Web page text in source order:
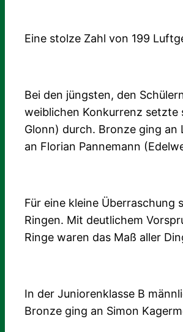
Eine stolze Zahl von 199
Bei den jüngsten, den
weiblichen Konkurrenz setzte
Glonn) durch. Bronze ging
an Florian Pannemann
Für eine kleine
Ringen. Mit deutlichem
Ringe waren das Maß aller
In der Juniorenklasse B
Bronze ging an Simon